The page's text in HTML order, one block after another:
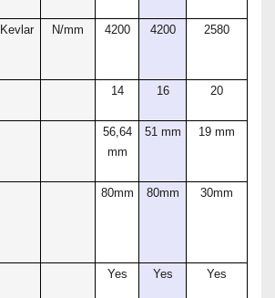
Kevlar N/mm 4200 4200 2580
14 16 20
56,64
mm
51 mm 19 mm
80mm 80mm 30mm
Yes Yes Yes